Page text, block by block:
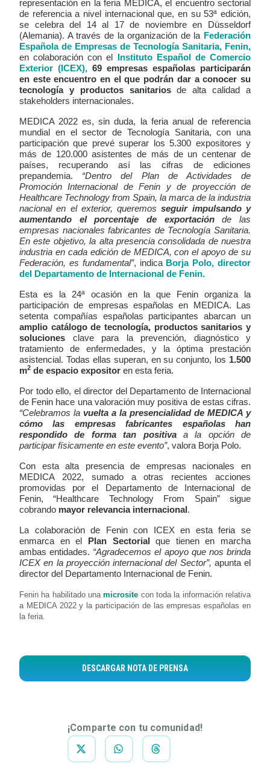
representación en la feria MÉDICA, el encuentro sectorial
de referencia a nivel internacional que, en su 53ª edición,
se celebra del 14 al 17 de noviembre en Düsseldorf
(Alemania). A través de la organización de la Federación
Española de Empresas de Tecnología Sanitaria, Fenin,
en colaboración con el Instituto Español de Comercio
Exterior (ICEX), 69 empresas españolas participarán
en este encuentro en el que podrán dar a conocer su
tecnología y productos sanitariosde alta calidad a
stakeholders internacionales.
MEDICA 2022 es, sin duda, la feria anual de referencia
mundial en el sector de Tecnología Sanitaria, con una
participación que prevé superar los 5.300 expositores y
más de 120.000 asistentes de más de un centenar de
países, recuperando así las cifras de ediciones
prepandemia. “Dentro del Plan de Actividades de
Promoción Internacional de Fenin y de proyección de
Healthcare Technology from Spain, la marca de la industria
nacional en el exterior, queremosseguir impulsando y
aumentando el porcentaje de exportaciónde las
empresas nacionales fabricantes de Tecnología Sanitaria.
En este objetivo, la alta presencia consolidada de nuestra
industria en cada edición de MEDICA, con el apoyo de su
Federación, es fundamental”, indica Borja Polo, director
del Departamento de Internacional de Fenin.
Esta es la 24ª ocasión en la que Fenin organiza la
participación de empresas españolas en MEDICA. Las
setenta compañías españolas participantes abarcan un
amplio catálogo de tecnología, productos sanitarios y
soluciones clave para la prevención, diagnóstico y
tratamiento de enfermedades, y la óptima prestación
asistencial. Todas ellas superan, en su conjunto, los 1.500
m2 de espacio expositor en esta feria.
Por todo ello, el director del Departamento de Internacional
de Fenin hace una valoración muy positiva de estas cifras.
“Celebramos la vuelta a la presencialidad de MEDICA y
cómo las empresas fabricantes españolas han
respondido de forma tan positivaa la opción de
participar físicamente en este evento”, valora Borja Polo.
Con esta alta presencia de empresas nacionales en
MEDICA 2022, sumado a otras recientes acciones
promovidas por el Departamento de Internacional de
Fenin,“Healthcare Technology From Spain” sigue
cobrando mayor relevancia internacional.
La colaboración de Fenin con ICEX en esta feria se
enmarca en el Plan Sectorialque tienen en marcha
ambas entidades. “Agradecemos el apoyo que nos brinda
ICEX en la proyección internacional del Sector”, apunta el
director del Departamento Internacional de Fenin.
Fenin ha habilitado unamicrosite con toda la información relativa
a MEDICA 2022 y la participación de las empresas españolas en
la feria.
DESCARGAR NOTA DE PRENSA
¡Comparte con tu comunidad!